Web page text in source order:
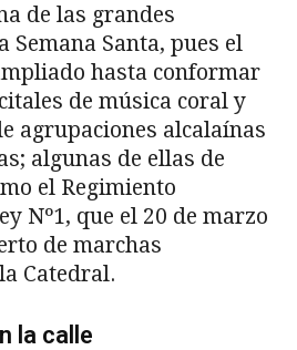
de las grandes
Semana Santa, pues el
hasta conformar
de música coral y
agrupaciones alcalaínas
algunas de ellas de
el Regimiento
Nº1, que el 20 de marzo
de marchas
Catedral.
la calle